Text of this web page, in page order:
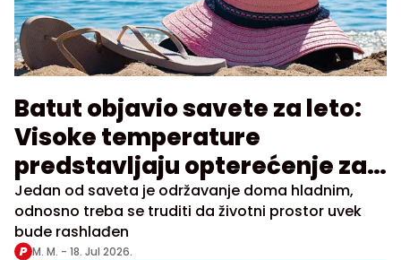
Batut objavio savete za leto:
Visoke temperature
predstavljaju opterećenje za
ljude
Jedan od saveta je održavanje doma hladnim,
odnosno treba se truditi da životni prostor uvek
bude rashlađen
M. M. - 18. Jul 2026.